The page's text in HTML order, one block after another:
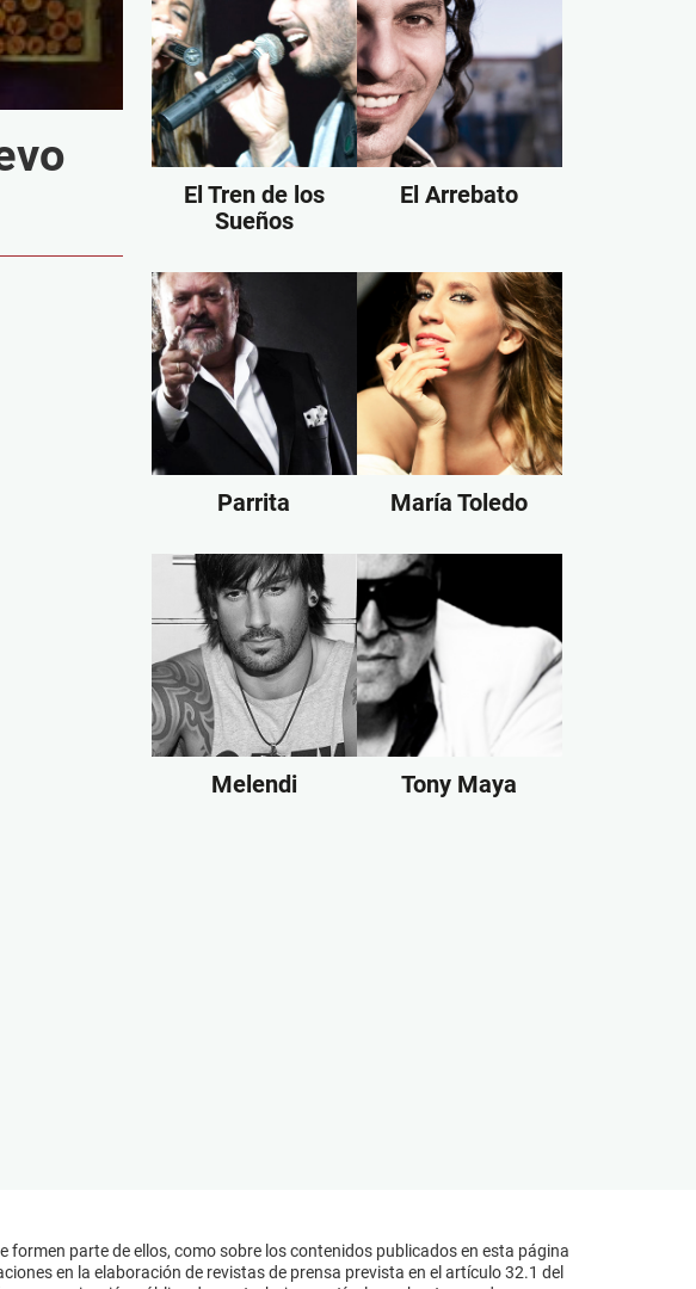
El Tren de los
Sueños
El Arrebato
Parrita María Toledo
Melendi Tony Maya
parte de ellos, como sobre los contenidos publicados en esta página
en la elaboración de revistas de prensa prevista en el artículo 32.1 del